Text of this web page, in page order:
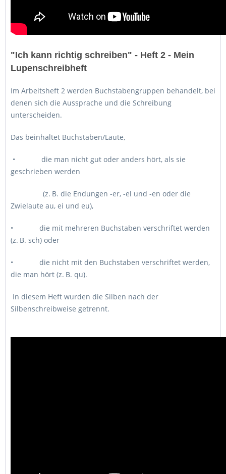
"Ich kann richtig schreiben" - Heft 2 - Mein
Lupenschreibheft
Im Arbeitsheft 2 werden Buchstabengruppen behandelt, bei
denen sich die Aussprache und die Schreibung
unterscheiden.
Das beinhaltet Buchstaben/Laute,
• die man nicht gut oder anders hört, als sie
geschrieben werden
(z. B. die Endungen -er, -el und -en oder die
Zwielaute au, ei und eu),
• die mit mehreren Buchstaben verschriftet werden
(z. B. sch) oder
• die nicht mit den Buchstaben verschriftet werden,
die man hört (z. B. qu).
In diesem Heft wurden die Silben nach der
Silbenschreibweise getrennt.